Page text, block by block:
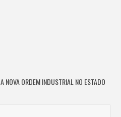
A NOVA ORDEM INDUSTRIAL NO ESTADO